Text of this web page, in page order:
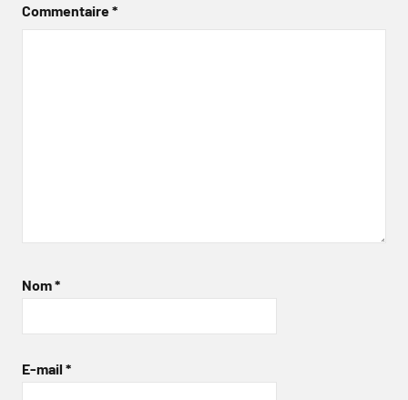
Commentaire*
Nom*
E-mail *